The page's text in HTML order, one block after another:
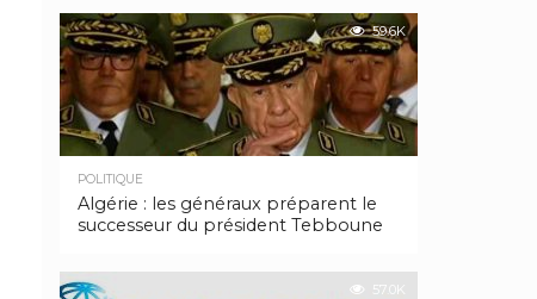
59.6K
POLITIQUE
Algérie : les généraux préparent le
successeur du président Tebboune
57.0K